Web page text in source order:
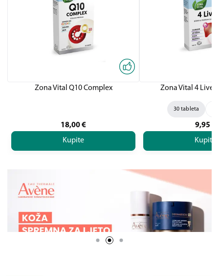
Zona Vital Q10 Complex
18,00€
Kupite
Zona Vital 4
30 tableta
9,95
Kupite